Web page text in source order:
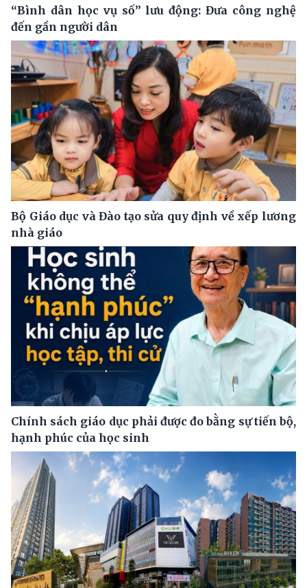
“Bình dân học vụ số” lưu động: Đưa công nghệ
đến gần người dân
Bộ Giáo dục và Đào tạo sửa quy định về xếp lương
nhà giáo
Chính sách giáo dục phải được đo bằng sự tiến bộ,
hạnh phúc của học sinh